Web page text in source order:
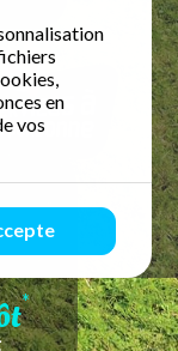
en
vos
*